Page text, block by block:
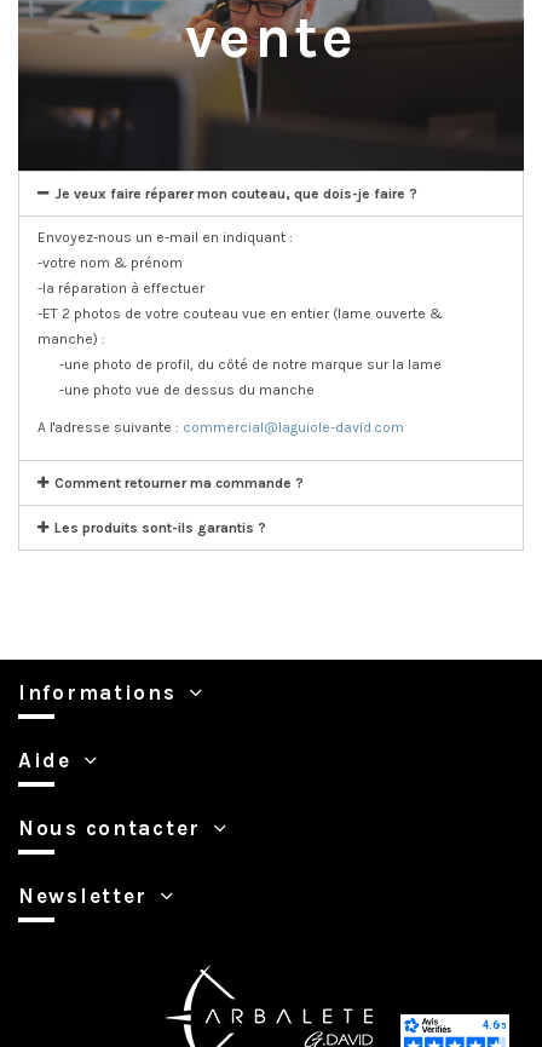
vente
Je veux faire réparer mon couteau, que dois-je faire ?
Envoyez-nous un e-mail en indiquant :
-votre nom & prénom
-la réparation à effectuer
-ET 2 photos de votre couteau vue en entier (lame ouverte &
manche) :
-une photo de profil, du côté de notre marque sur la lame
-une photo vue de dessus du manche
A l'adresse suivante : commercial@laguiole-david.com
Comment retourner ma commande ?
Les produits sont-ils garantis ?
Informations
Aide
Nous contacter
Newsletter